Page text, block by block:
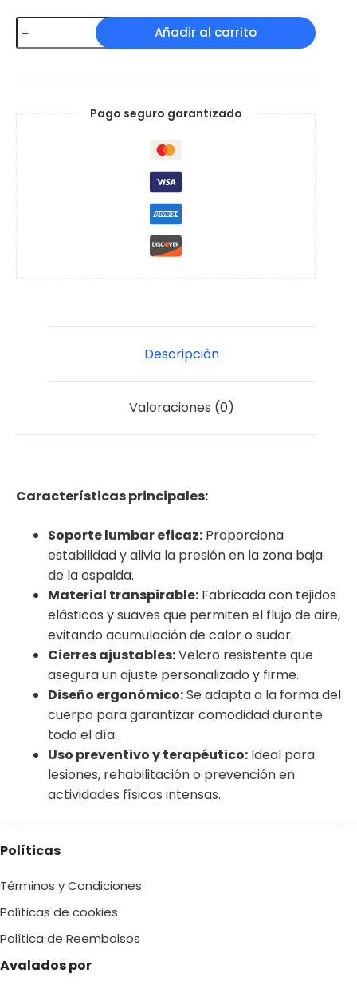
Sacrolumbar
Añadir al carrito
Pago seguro garantizado
Descripción
Valoraciones (0)
Características principales:
Soporte lumbar eficaz: Proporciona
estabilidad y alivia la presión en la zona baja
de la espalda.
Material transpirable: Fabricada con tejidos
elásticos y suaves que permiten el flujo de aire,
evitando acumulación de calor o sudor.
Cierres ajustables:Velcro resistente que
asegura un ajuste personalizado y firme.
Diseño ergonómico:Se adapta a la forma del
cuerpo para garantizar comodidad durante
todo el día.
Uso preventivo y terapéutico: Ideal para
lesiones, rehabilitación o prevención en
actividades físicas intensas.
Políticas
Términos y Condiciones
Políticas de cookies
Política de Reembolsos
Avalados por